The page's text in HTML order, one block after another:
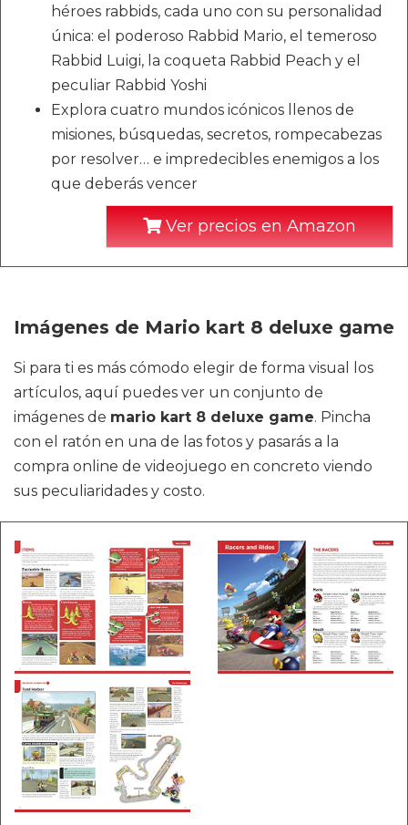
héroes rabbids, cada uno con su personalidad
única: el poderoso Rabbid Mario, el temeroso
Rabbid Luigi, la coqueta Rabbid Peach y el
peculiar Rabbid Yoshi
Explora cuatro mundos icónicos llenos de
misiones, búsquedas, secretos, rompecabezas
por resolver… e impredecibles enemigos a los
que deberás vencer
Ver precios en Amazon
Imágenes de Mario kart 8 deluxe game
Si para ti es más cómodo elegir de forma visual los
artículos, aquí puedes ver un conjunto de
imágenes de mario kart 8 deluxe game. Pincha
con el ratón en una de las fotos y pasarás a la
compra online de videojuego en concreto viendo
sus peculiaridades y costo.